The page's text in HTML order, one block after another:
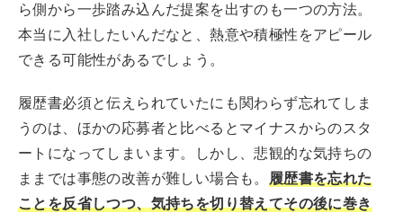
ら側から一歩踏み込んだ提案を出すのも一つの方法。
本当に入社したいんだなと、熱意や積極性をアピール
できる可能性があるでしょう。
履歴書必須と伝えられていたにも関わらず忘れてしま
うのは、ほかの応募者と比べるとマイナスからのスタ
ートになってしまいます。しかし、悲観的な気持ちの
ままでは事態の改善が難しい場合も。 履歴書を忘れた
ことを反省しつつ、気持ちを切り替えてその後に巻き